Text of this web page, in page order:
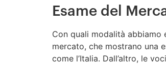
Esame del
Con quali modalità
mercato, che mostrano una
come l’Italia. Dall’altro, le